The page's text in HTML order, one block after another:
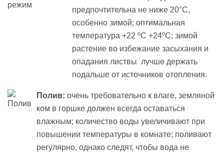
предпочтительна не ниже 20°C,
особенно зимой; оптимальная
температура +22 ºC +24ºC; зимой
растение во избежание засыхания и
опадания листвы лучше держать
подальше от источников отопления.
Полив: очень требовательно к влаге, земляной
ком в горшке должен всегда оставаться
влажным; количество воды увеличивают при
повышении температуры в комнате; поливают
регулярно, однако следят, чтобы вода не